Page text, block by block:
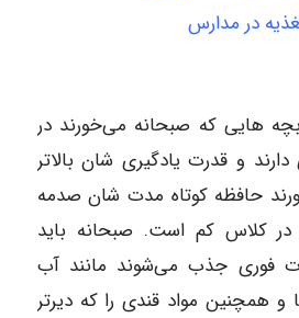
در مدارس
هایی که صبحانه می‌خورند در
و قدرت یادگیری شان بالاتر
حافظه کوتاه مدت شان صدمه
در کلاس کم است. صبحانه باید
فوری جذب می‌شوند مانند آب
همچنین مواد قندی را که دیرتر